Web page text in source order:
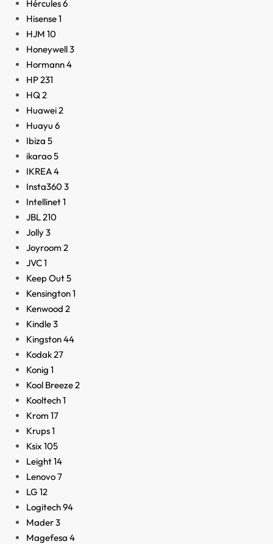
Hércules6
Hisense1
HJM 10
Honeywell3
Hormann4
HP231
HQ2
Huawei2
Huayu 6
Ibiza 5
ikarao5
IKREA4
Insta3603
Intellinet1
JBL210
Jolly3
Joyroom 2
JVC1
Keep Out5
Kensington1
Kenwood 2
Kindle3
Kingston44
Kodak27
Konig 1
Kool Breeze2
Kooltech1
Krom 17
Krups1
Ksix 105
Leight14
Lenovo7
LG 12
Logitech94
Mader3
Magefesa 4